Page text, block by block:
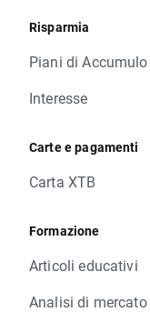
Risparmia
Piani di Accumulo
Interesse
Carte e pagamenti
Carta XTB
Formazione
Articoli educativi
Analisi di mercato